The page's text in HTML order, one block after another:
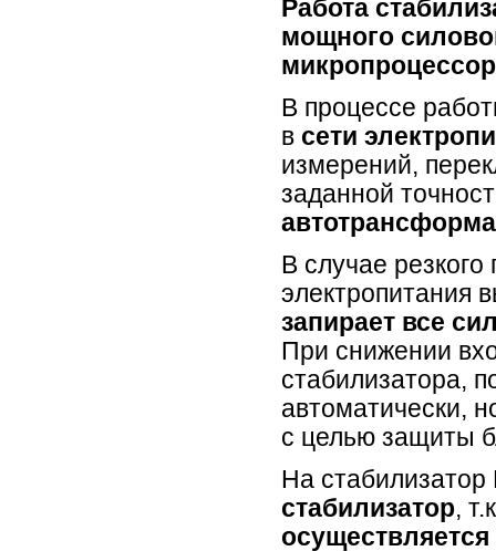
Работа
мощного
В процессе
в сети
измерений,
заданной
В случае
электропитания
запирает все
При снижении
стабилизатора,
автоматически,
с целью защиты
На
стабилизатор,